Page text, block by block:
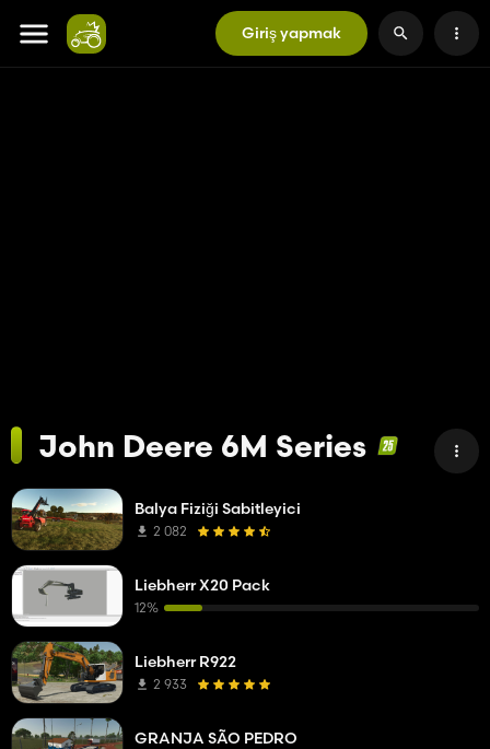
Giriş yapmak
John Deere 6M Series
Balya Fiziği Sabitleyici
2 082
Liebherr X20 Pack
12%
Liebherr R922
2 933
GRANJA SÃO PEDRO